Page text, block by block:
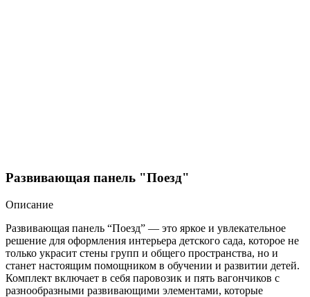
Развивающая панель "Поезд"
Описание
Развивающая панель “Поезд” — это яркое и увлекательное
решение для оформления интерьера детского сада, которое не
только украсит стены групп и общего пространства, но и
станет настоящим помощником в обучении и развитии детей.
Комплект включает в себя паровозик и пять вагончиков с
разнообразными развивающими элементами, которые